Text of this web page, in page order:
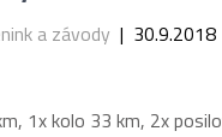
a závody | 30.9.2018
1x kolo 33 km, 2x